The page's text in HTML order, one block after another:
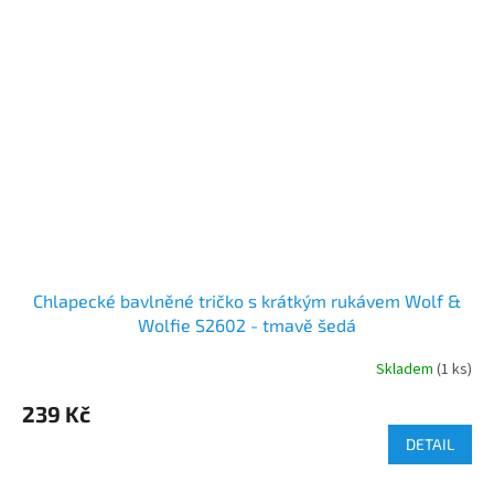
Chlapecké bavlněné tričko s krátkým rukávem Wolf &
Wolfie S2602 - tmavě šedá
Skladem (1 ks)
239 Kč
DETAIL